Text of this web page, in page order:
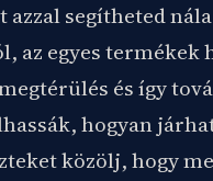
azzal segítheted
az egyes termékek
és így
hogyan
közölj, hogy